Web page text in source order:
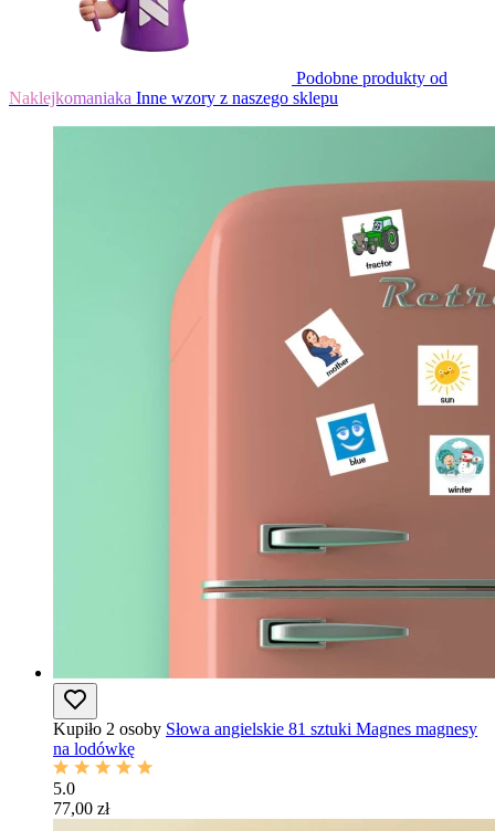
Podobne produkty od
Naklejkomaniaka Inne wzory z naszego sklepu
Kupiło 2 osoby Słowa angielskie 81 sztuki Magnes magnesy
na lodówkę
5.0
77,00 zł